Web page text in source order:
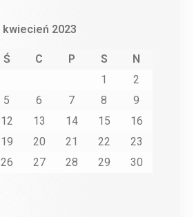
kwiecień 2023
Ś C P S
N
1
2
5 6 7 8
9
12 13 14 15
16
19 20 21 22
23
26 27 28 29 30